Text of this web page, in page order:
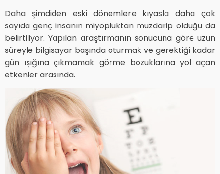
Daha şimdiden eski dönemlere kıyasla daha çok
sayıda genç insanın miyopluktan muzdarip olduğu da
belirtiliyor. Yapılan araştırmanın sonucuna göre uzun
süreyle bilgisayar başında oturmak ve gerektiği kadar
gün ışığına çıkmamak görme bozuklarına yol açan
etkenler arasında.